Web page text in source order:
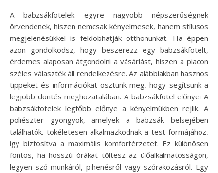
A babzsákfotelek egyre nagyobb népszerűségnek
örvendenek, hiszen nemcsak kényelmesek, hanem stílusos
megjelenésükkel is feldobhatják otthonunkat. Ha éppen
azon gondolkodsz, hogy beszerezz egy babzsákfotelt,
érdemes alaposan átgondolni a vásárlást, hiszen a piacon
széles választék áll rendelkezésre. Az alábbiakban hasznos
tippeket és információkat osztunk meg, hogy segítsünk a
legjobb döntés meghozatalában. A babzsákfotel előnyei A
babzsákfotelek legfőbb előnye a kényelmükben rejlik. A
poliészter gyöngyök, amelyek a babzsák belsejében
találhatók, tökéletesen alkalmazkodnak a test formájához,
így biztosítva a maximális komfortérzetet. Ez különösen
fontos, ha hosszú órákat töltesz az ülőalkalmatosságon,
legyen szó munkáról, pihenésről vagy szórakozásról. Egy